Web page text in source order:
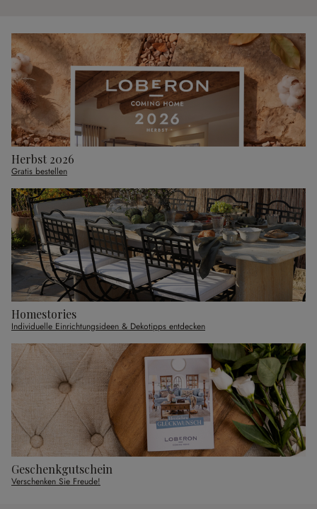
Herbst 2026
Gratis bestellen
Homestories
Individuelle Einrichtungsideen & Dekotipps entdecken
Geschenkgutschein
Verschenken Sie Freude!